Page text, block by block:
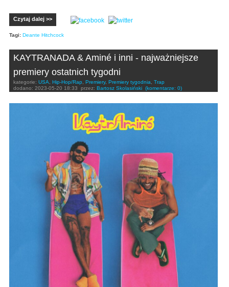
Czytaj dalej >>
Tagi: Deante Hitchcock
KAYTRANADA & Aminé i inni - najważniejsze
premiery ostatnich tygodni
kategorie: USA, Hip-Hop/Rap, Premiery, Premiery tygodnia, Trap
dodano: 2023-05-20 18:33 przez: Bartosz Skolasiński (komentarze: 0)